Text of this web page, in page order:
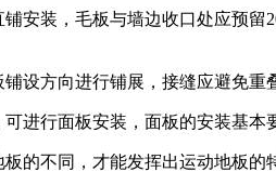
装，毛板与墙边收口处应预留
方向进行铺展，接缝应避免重
行面板安装，面板的安装基本
不同，才能发挥出运动地板的